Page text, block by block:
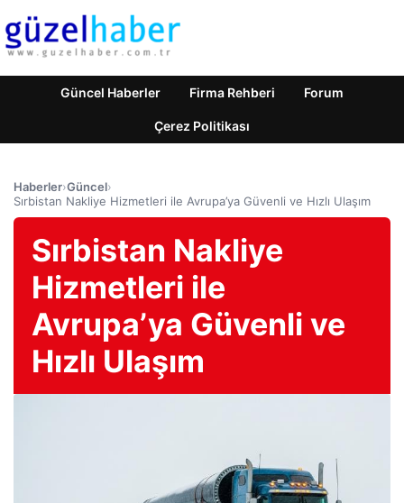
Güncel Haberler Firma Rehberi Forum
Çerez Politikası
Haberler›Güncel›
Sırbistan Nakliye Hizmetleri ile Avrupa’ya Güvenli ve Hızlı Ulaşım
Sırbistan Nakliye
Hizmetleri ile
Avrupa’ya Güvenli ve
Hızlı Ulaşım